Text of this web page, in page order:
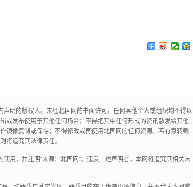
明的版权人。未经北国网的书面许可，任何其他个人或组织均不得以
或发布使用于其他任何场合；不得把其中任何形式的资讯散发给其他
镜像复制或保存；不得修改或再使用北国网的任何资源。若有意转载
将追究其法律责任。
用，并注明“来源：北国网”。违反上述声明者，本网将追究其相关法